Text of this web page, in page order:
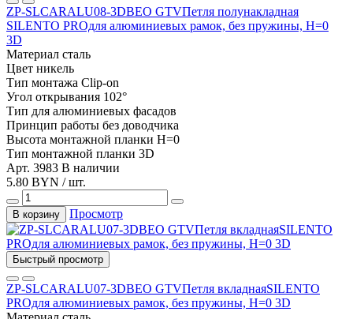
ZP-SLCARALU08-3DBEO GTVПетля полунакладная
SILENTO PROдля алюминиевых рамок, без пружины, Н=0
3D
Материал сталь
Цвет никель
Тип монтажа Clip-on
Угол открывания 102°
Тип для алюминиевых фасадов
Принцип работы без доводчика
Высота монтажной планки H=0
Тип монтажной планки 3D
Арт. 3983 В наличии
5.80 BYN / шт.
В корзину Просмотр
Быстрый просмотр
ZP-SLCARALU07-3DBEO GTVПетля вкладнаяSILENTO
PROдля алюминиевых рамок, без пружины, Н=0 3D